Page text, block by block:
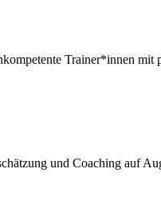
Trainer*innen mit
und Coaching auf